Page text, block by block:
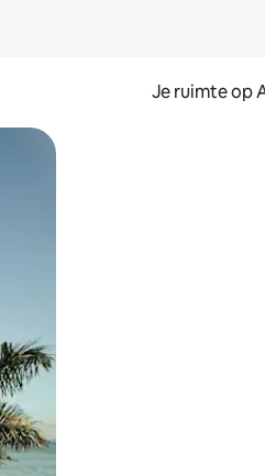
Je ruimte op
swipen.